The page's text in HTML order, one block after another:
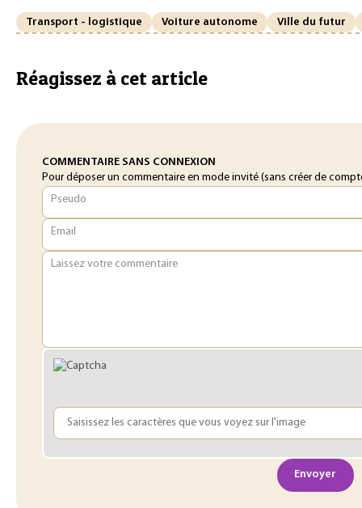
Transport - logistique Voiture autonome Ville du futur
Réagissez à cet article
COMMENTAIRE SANS CONNEXION
Pour déposer un commentaire en mode invité (sans créer de
Pseudo
Email
Laissez votre commentaire
Envoyer